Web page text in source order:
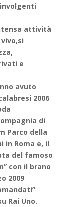
attività
e
avuto
2006
di
Parco della
in Roma e, il
del famoso
con il brano
2009
Rai Uno.